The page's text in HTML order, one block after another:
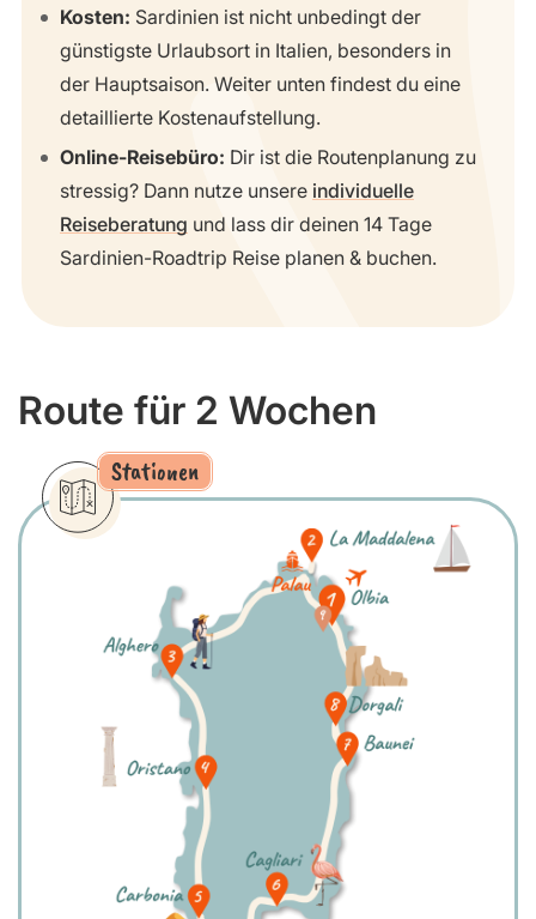
Kosten: Sardinien ist nicht unbedingt der
günstigste Urlaubsort in Italien, besonders in
der Hauptsaison. Weiter unten findest du eine
detaillierte Kostenaufstellung.
Online-Reisebüro: Dir ist die Routenplanung zu
stressig? Dann nutze unsere individuelle
Reiseberatung und lass dir deinen 14 Tage
Sardinien-Roadtrip Reise planen & buchen.
Route für 2 Wochen
Stationen